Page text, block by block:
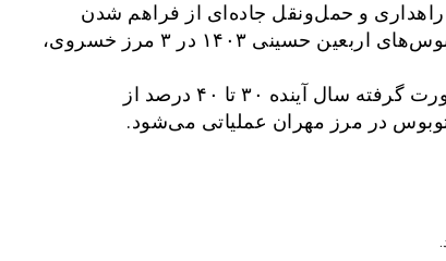
و حمل‌ونقل جاده‌ای از فراهم شدن
امکان پیش‌‌فروش بلیت اتوبوس‌های اربعین حسینی ۱۴۰۳ در ۳ مرز خسروی،
بر اساس برنامه‌ریزی صورت گرفته سال آینده ۳۰ تا ۴۰ درصد از
در مرز مهران عملیاتی می‌شود.